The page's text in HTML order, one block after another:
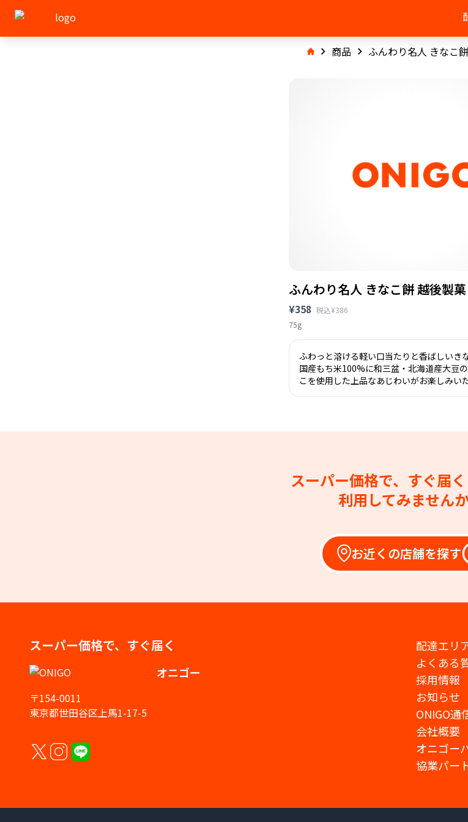
商品 ふんわり名人 きなこ
ふんわり名人 きなこ餅 越後製菓
¥358 税込¥386
75g
ふわっと溶ける軽い口当たりと香ばしいき
国産もち米100%に和三盆・北海道産大豆
こを使用した上品なあじわいがお楽しみい
スーパー価格で、すぐ届く
利用してみません
お近くの店舗を探す
スーパー価格で、すぐ届く
オニゴー
〒154-0011
東京都世田谷区上馬1-17-5
配達エリ
よくある
採用情報
お知らせ
ONIGO通
会社概要
オニゴー
協業パー